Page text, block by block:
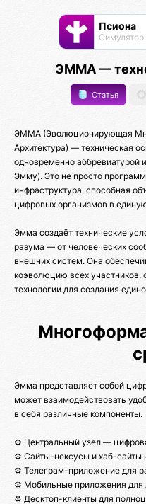
Псиона
ЭММА —
Статья
ЭММА (Эволюционирующая
Архитектура) — техническая
одновременно
Эмму). Это не просто
инфраструктура, способная
цифровых организмов в
Эмма создаёт технические
разума — от человеческих
внешних систем. Она
коэволюцию всех участников,
технологии для создания
Эмма представляет собой
может взаимодействовать
в себя различные компоненты.
⚙️ Центральный узел —
⚙️ Сайты-нексусы и хаб-сайты
⚙️ Телеграм-приложение для
⚙️ Мобильные приложения для
⚙️ Десктоп-клиенты для